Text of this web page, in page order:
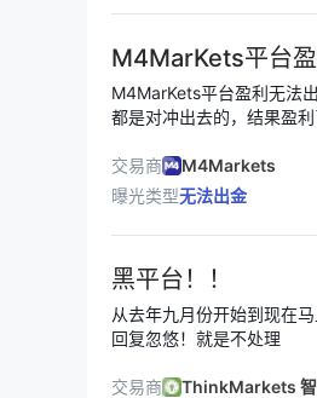
M4MarKets平台
M4MarKets平台盈利无法
都是对冲出去的，结果盈
的吗，曝光这家外汇经纪
台易，大家千万不要在这
交易商
M4Markets
曝光类型无法出金
黑平台！！
从去年九月份开始到现在
回复忽悠！就是不处理
交易商
ThinkMarkets